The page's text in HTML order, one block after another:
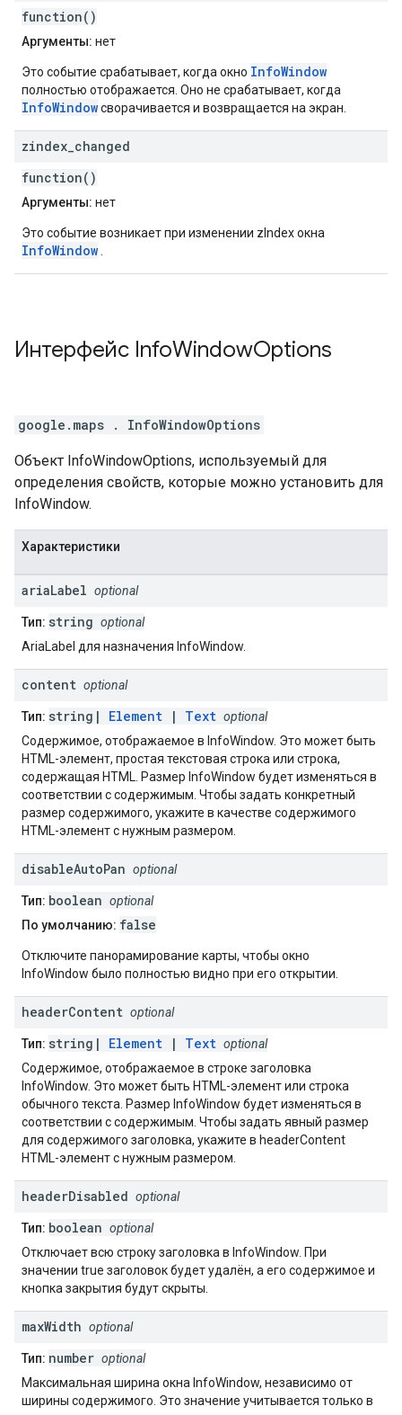
function()
Аргументы: нет
Это событие срабатывает, когда окно InfoWindow
полностью отображается. Оно не срабатывает, когда
InfoWindowсворачивается и возвращается на экран.
zindex changed
function()
Аргументы: нет
Это событие возникает при изменении zIndex окна
InfoWindow
Интерфейс InfoWindowOptions
google.maps . InfoWindowOptions
Объект InfoWindowOptions, используемый для
определения свойств, которые можно установить для
InfoWindow.
Характеристики
ariaLabel optional
Тип: string optional
AriaLabel для назначения InfoWindow.
content optional
Тип: string| Element | Text optional
Содержимое, отображаемое в InfoWindow. Это может быть
HTML-элемент, простая текстовая строка или строка,
содержащая HTML. Размер InfoWindow будет изменяться в
соответствии с содержимым. Чтобы задать конкретный
размер содержимого, укажите в качестве содержимого
HTML-элемент с нужным размером.
disableAutoPan optional
Тип: boolean optional
По умолчанию: false
Отключите панорамирование карты, чтобы окно
InfoWindow было полностью видно при его открытии.
headerContent optional
Тип: string| Element | Text optional
Содержимое, отображаемое в строке заголовка
InfoWindow. Это может быть HTML-элемент или строка
обычного текста. Размер InfoWindow будет изменяться в
соответствии с содержимым. Чтобы задать явный размер
для содержимого заголовка, укажите в headerContent
HTML-элемент с нужным размером.
headerDisabled optional
Тип: boolean optional
Отключает всю строку заголовка в InfoWindow. При
значении true заголовок будет удалён, а его содержимое и
кнопка закрытия будут скрыты.
maxWidth optional
Тип: number optional
Максимальная ширина окна InfoWindow, независимо от
ширины содержимого. Это значение учитывается только в